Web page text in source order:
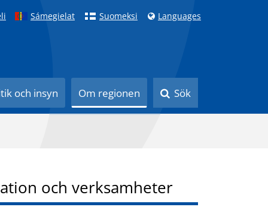
Sámegielat Suomeksi Languages
och insyn Om regionen Sök
och verksamheter